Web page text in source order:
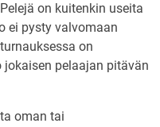
on kuitenkin useita
ei pysty valvomaan
on
pelaajan pitävän
oman tai